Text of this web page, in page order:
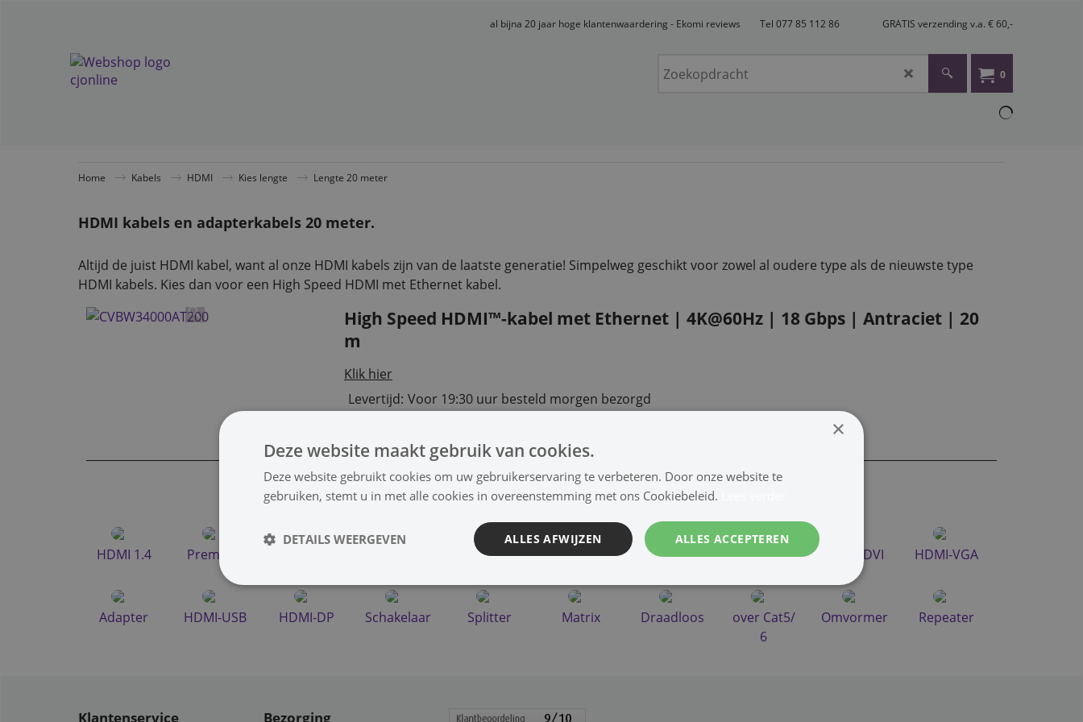
al bijna 20 jaar hoge klantenwaardering - Ekomi reviews Tel 077 85 112 86 GRATIS verzending v.a. € 60,-
0
Home Kabels HDMI Kies lengte Lengte 20 meter
HDMI kabels en adapterkabels 20 meter.
Altijd de juist HDMI kabel, want al onze HDMI kabels zijn van de laatste generatie! Simpelweg geschikt voor zowel al oudere type als de nieuwste type
HDMI kabels. Kies dan voor een High Speed HDMI met Ethernet kabel.
High Speed HDMI™-kabel met Ethernet | 4K@60Hz | 18 Gbps | Antraciet | 20
m
Klik hier
Levertijd: Voor 19:30 uur besteld morgen bezorgd
HDMI Kabels en randapparatuur
HDMI 1.4 Premium Vlak Verleng Mini Micro HDMI-DVI HDMI-VGA
Adapter HDMI-USB HDMI-DP Schakelaar Splitter Matrix Draadloos
over Cat5/
6
Omvormer Repeater
Klantenservice Bezorging
×
Deze website maakt gebruik van cookies.
Deze website gebruikt cookies om uw gebruikerservaring te verbeteren. Door onze website te
gebruiken, stemt u in met alle cookies in overeenstemming met ons Cookiebeleid.
ALLES ACCEPTEREN
ALLES AFWIJZEN
DETAILS WEERGEVEN